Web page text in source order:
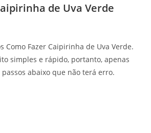
de Uva Verde
Como Fazer Caipirinha de Uva Verde.
simples e rápido, portanto, apenas
abaixo que não terá erro.